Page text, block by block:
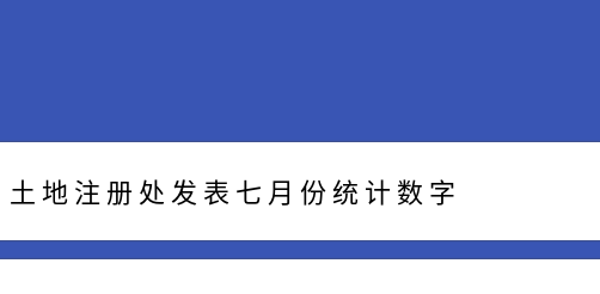
​土 地 注 册 处 发 表 七 月 份 统 计 数 字